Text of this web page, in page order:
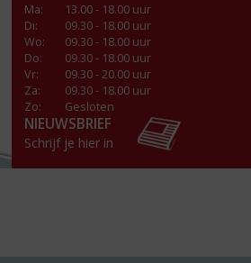
Ma:
13.00 - 18.00 uur
Di:
09.30 - 18.00 uur
Wo:
09.30 - 18.00 uur
Do:
09.30 - 18.00 uur
Vr:
09.30 - 20.00 uur
Za:
09.30 - 18.00 uur
Zo:
Gesloten
NIEUWSBRIEF
Schrijf je hier in